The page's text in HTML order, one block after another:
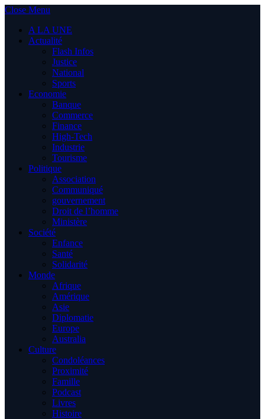
Close Menu
A LA UNE
Actualité
Flash Infos
Justice
National
Sports
Economie
Banque
Commerce
Finance
High-Tech
Industrie
Tourisme
Politique
Association
Communiqué
gouvernement
Droit de l’homme
Ministère
Société
Enfance
Santé
Solidarité
Monde
Afrique
Amérique
Asie
Diplomatie
Europe
Australia
Culture
Condoléances
Proximité
Famille
Podcast
Livres
Histoire